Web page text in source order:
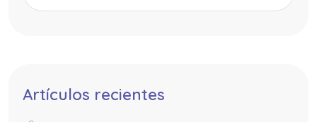
Artículos recientes